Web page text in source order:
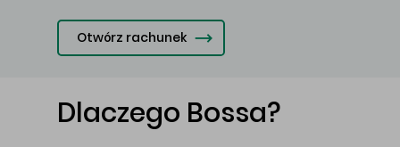
Otwórz rachunek
Dlaczego Bossa?